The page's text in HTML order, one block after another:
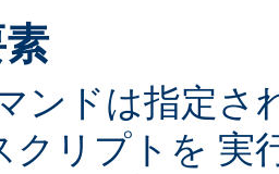
ンドは指定さ
クリプトを 実